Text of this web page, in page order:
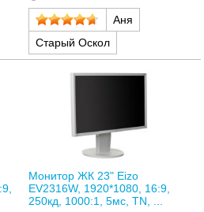
Аня
Старый Оскол
Монитор ЖК 23" Eizo
EV2316W, 1920*1080, 16:9,
250кд, 1000:1, 5мс, TN, ...